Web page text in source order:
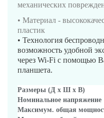
механических
• Материал -
пластик
• Технология
возможность удобной
через Wi-Fi с помощью
планшета.
Размеры (Д x Ш x В)
Номинальное напряжение
Максимум. общая